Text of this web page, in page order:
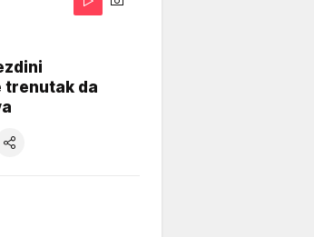
trenutak da